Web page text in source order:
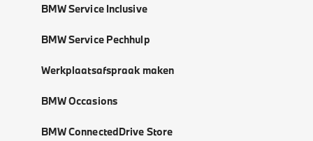
BMW Service Inclusive
BMW Service Pechhulp
Werkplaatsafspraak maken
BMW Occasions
BMW ConnectedDrive Store